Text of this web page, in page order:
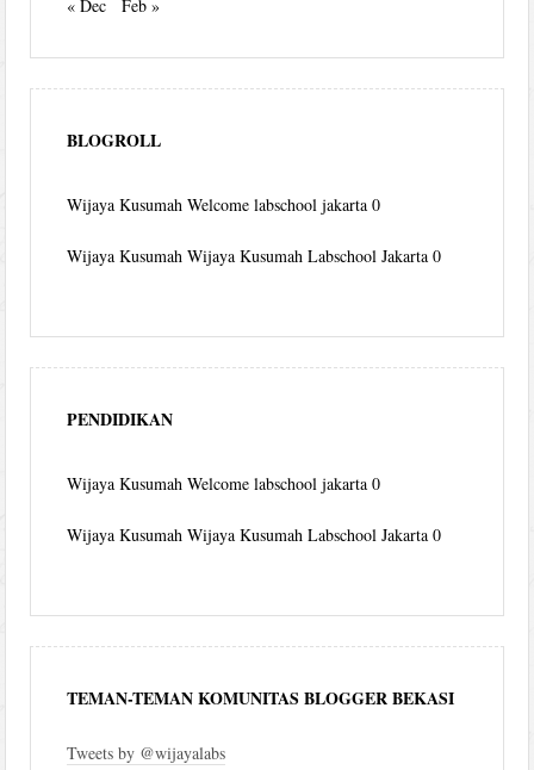
« Dec
Feb »
BLOGROLL
Wijaya Kusumah Welcome labschool jakarta 0
Wijaya Kusumah Wijaya Kusumah Labschool Jakarta 0
PENDIDIKAN
Wijaya Kusumah Welcome labschool jakarta 0
Wijaya Kusumah Wijaya Kusumah Labschool Jakarta 0
TEMAN-TEMAN KOMUNITAS BLOGGER BEKASI
Tweets by @wijayalabs